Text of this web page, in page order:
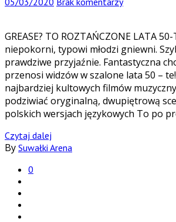
GREASE? TO ROZTAŃCZONE LATA
niepokorni, typowi młodzi gniewni.
prawdziwe przyjaźnie. Fantastyczna
przenosi widzów w szalone lata 50 –
najbardziej kultowych filmów
podziwiać oryginalną, dwupiętrową
polskich wersjach językowych To po
Czytaj dalej
By Suwałki Arena
0